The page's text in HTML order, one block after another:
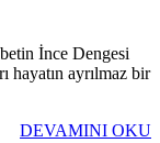
İnce Dengesi
hayatın ayrılmaz bir
DEVAMINI OKU